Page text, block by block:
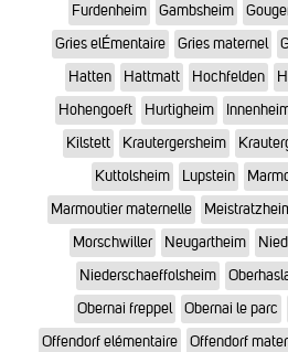
Furdenheim
Gambsheim
Gries elÉmentaire
Gries maternel
Hatten
Hattmatt Hochfelden
Hohengoeft
Hurtigheim
Kilstett
Krautergersheim
Kuttolsheim
Lupstein
Marmoutier maternelle
Morschwiller
Neugartheim
Niederschaeffolsheim
Obernai freppel
Obernai le parc
Offendorf elémentaire
Offendorf